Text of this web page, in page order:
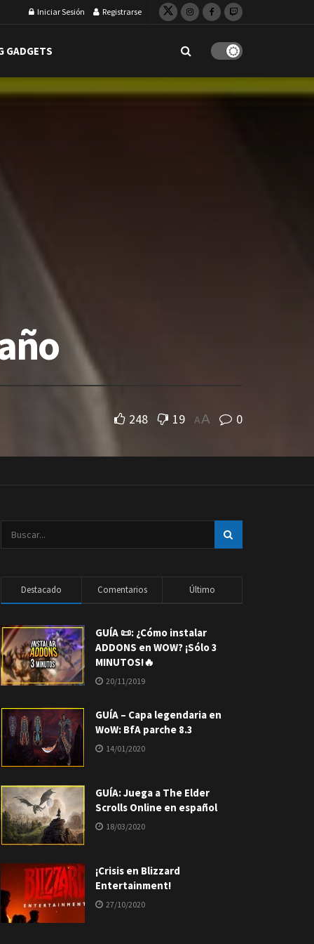
Iniciar Sesión Registrarse
GADGETS
248 19 A A 0
Destacado Comentarios Último
GUÍA 📜: ¿Cómo instalar
ADDONS en WOW? ¡Sólo 3
MINUTOS!🔥
20/11/2019
GUÍA – Capa legendaria en
WoW: BfA parche 8.3
14/01/2020
GUÍA: Juega a The Elder
Scrolls Online en español
18/03/2020
¡Crisis en Blizzard
Entertainment!
27/10/2020